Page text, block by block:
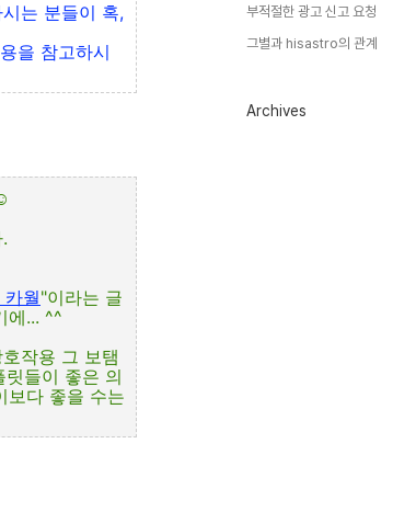
는 분들이 혹,
을 참고하시
월"이라는 글
에... ^^
작용 그 보탬
들이 좋은 의
보다 좋을 수는
부적절한 광고 신고 요청
그별과 hisastro의 관계
Archives